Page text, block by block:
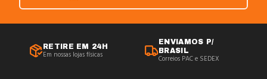
RETIRE EM 24H
Em nossas lojas físicas
ENVIAMOS P/
BRASIL
Correios PAC e SEDEX